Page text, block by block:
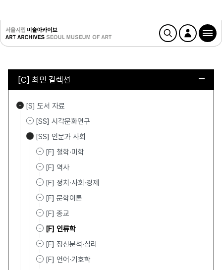
[C] 최민 컬렉션
[S] 도서 자료
[SS] 시각문화연구
[SS] 인문과 사회
[F] 철학·미학
[F] 역사
[F] 정치·사회·경제
[F] 문학이론
[F] 종교
[F] 인류학
[F] 정신분석·심리
[F] 언어·기호학